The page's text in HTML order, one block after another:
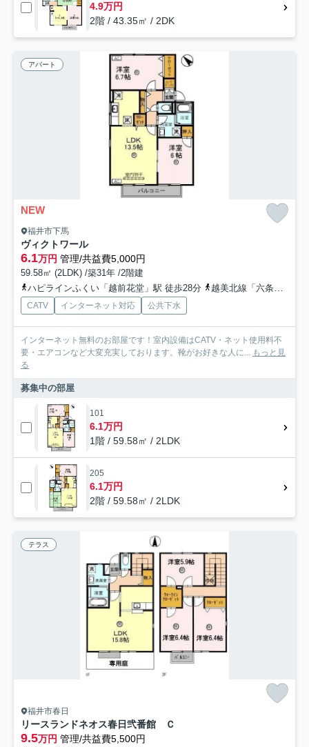
4.9万円
2階 / 43.35㎡ / 2DK
アパート
NEW
福井市下馬
ヴィクトワール
6.1万円 管理/共益費5,000円
59.58㎡ (2LDK) /築31年 /2階建
ハピラインふくい「越前花堂」駅 徒歩28分
越美北線「六条」駅 徒歩30分
CATV インターネット対応 公共下水
インターネット無料のお部屋です！室内設備はCATV・ネット使用料不
要・エアコンなど大変充実しております。靴がお好きな人に... もっと見
る
募集中の部屋
101
6.1万円
1階 / 59.58㎡ / 2LDK
205
6.1万円
2階 / 59.58㎡ / 2LDK
テラス
福井市春日
リースランドネオス春日弐番館 Ｃ
9.5万円 管理/共益費5,500円